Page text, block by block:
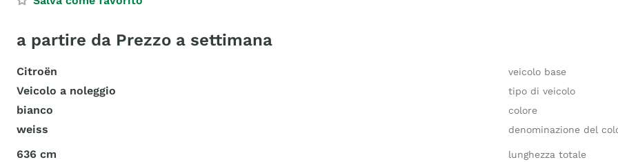
a partire da Prezzo a settimana
Citroën veicolo base
Veicolo a noleggio tipo di veicolo
bianco colore
weiss denominazione del
636 cm lunghezza totale